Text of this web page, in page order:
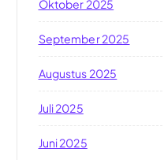
Oktober 2025
September 2025
Augustus 2025
Juli 2025
Juni 2025